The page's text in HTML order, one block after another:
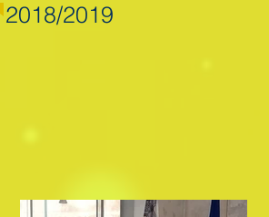
2018/2019